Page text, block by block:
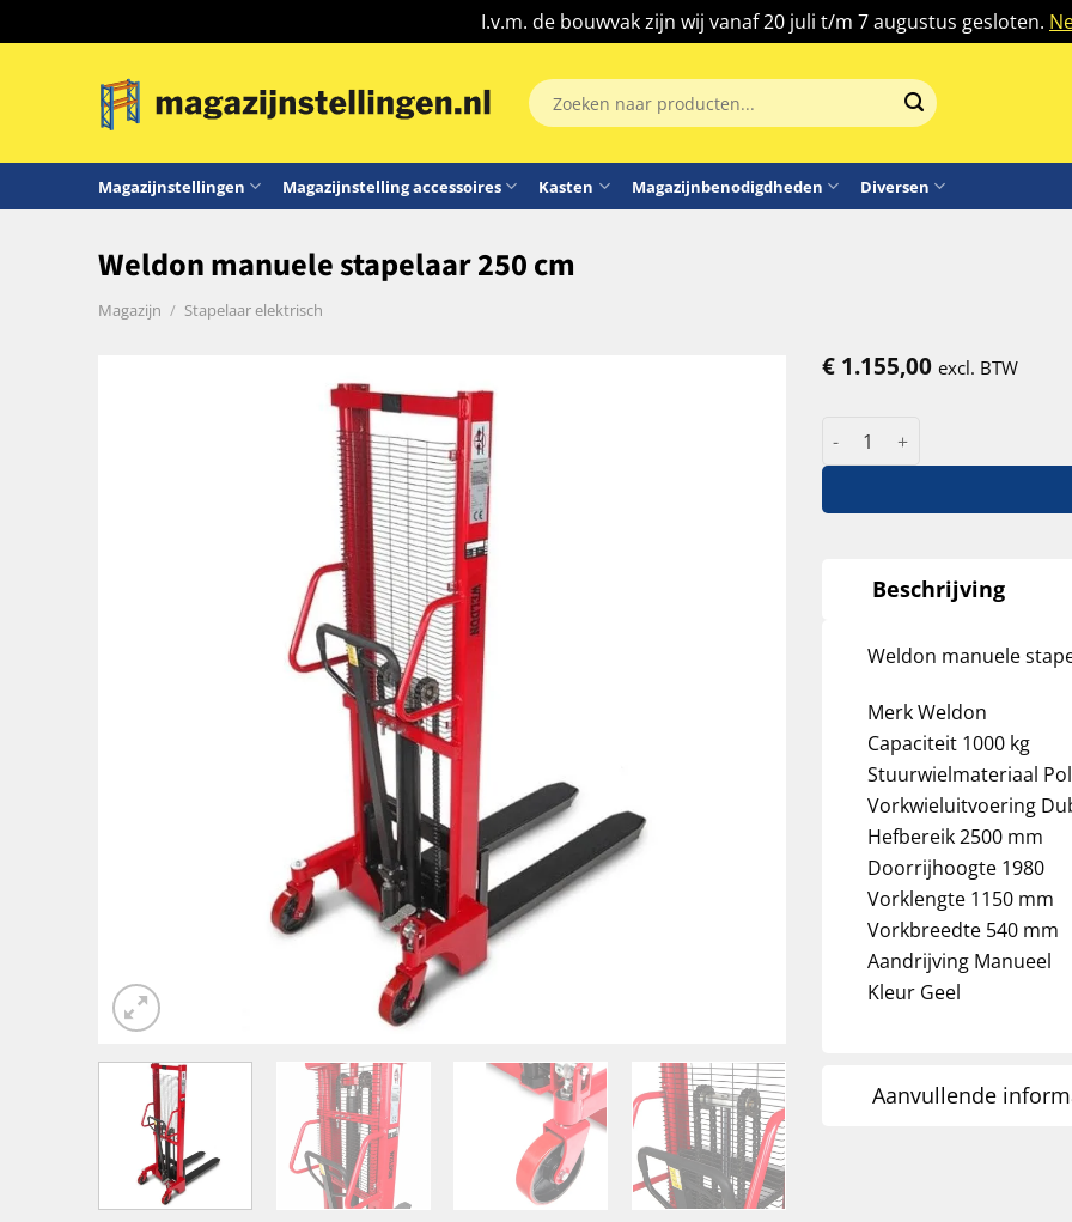
I.v.m. de bouwvak zijn wij vanaf 20 juli t/m 7 augustus gesloten.
Zoeken
naar:
Magazijnstellingen Magazijnstelling accessoires Kasten Magazijnbenodigdheden Diversen
Weldon manuele stapelaar 250 cm
Magazijn / Stapelaar elektrisch
€ 1.155,00 excl. BTW
Weldon manuele
Beschrijving
Weldon manuele
Merk Weldon
Capaciteit 1000 kg
Stuurwielmateriaal
Vorkwieluitvoering
Hefbereik 2500 mm
Doorrijhoogte 1980
Vorklengte 1150 mm
Vorkbreedte 540 mm
Aandrijving Manueel
Kleur Geel
Aanvullende